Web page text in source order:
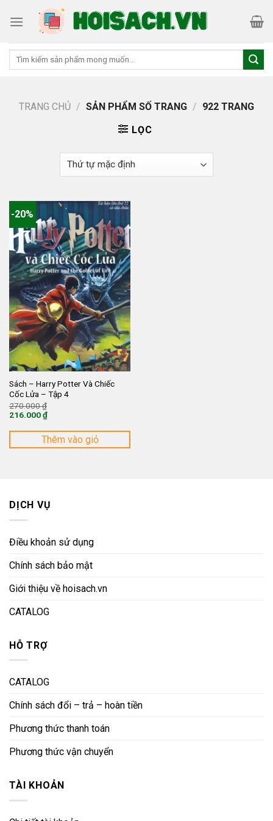
Tìm
TRANG CHỦ / SẢN PHẨM SỐ TRANG / 922 TRANG
LỌC
-20%
Sách – Harry Potter Và Chiếc
Cốc Lửa – Tập 4
270.000₫
270.000 ₫.
216.000₫
hiện
là:
Thêm vào giỏ
DỊCH VỤ
Điều khoản sử dụng
Chính sách bảo mật
Giới thiệu về hoisach.vn
CATALOG
HỖ TRỢ
CATALOG
Chính sách đổi – trả – hoàn tiền
Phương thức thanh toán
Phương thức vận chuyển
TÀI KHOẢN